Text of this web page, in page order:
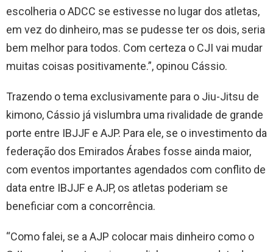
escolheria o ADCC se estivesse no lugar dos atletas,
em vez do dinheiro, mas se pudesse ter os dois, seria
bem melhor para todos. Com certeza o CJI vai mudar
muitas coisas positivamente.”, opinou Cássio.
Trazendo o tema exclusivamente para o Jiu-Jitsu de
kimono, Cássio já vislumbra uma rivalidade de grande
porte entre IBJJF e AJP. Para ele, se o investimento da
federação dos Emirados Árabes fosse ainda maior,
com eventos importantes agendados com conflito de
data entre IBJJF e AJP, os atletas poderiam se
beneficiar com a concorrência.
“Como falei, se a AJP colocar mais dinheiro como o